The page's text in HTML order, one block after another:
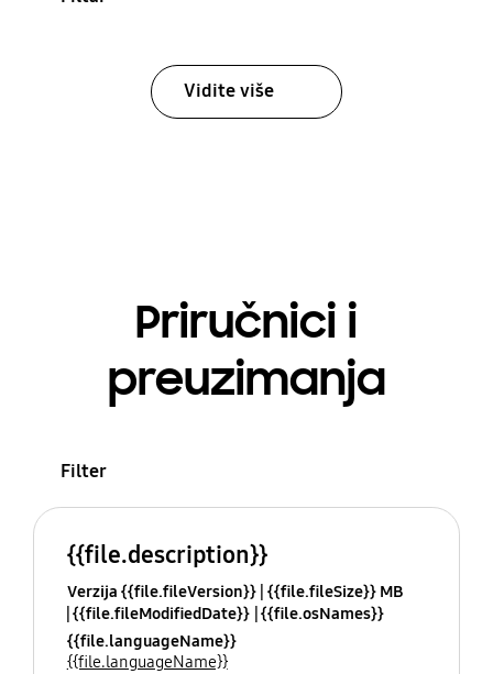
Vidite više
Priručnici i
preuzimanja
Filter
{{file.description}}
Verzija {{file.fileVersion}} {{file.fileSize}} MB
{{file.fileModifiedDate}} {{file.osNames}}
{{file.languageName}}
{{file.languageName}}